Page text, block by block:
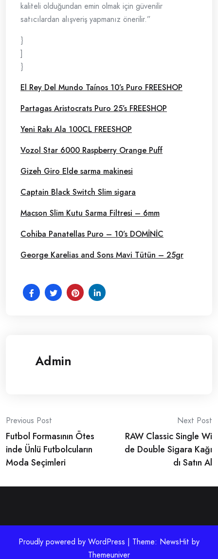
kaliteli olduğundan emin olmak için güvenilir
satıcılardan alışveriş yapmanız önerilir.”
}
]
}
El Rey Del Mundo Taínos 10’s Puro FREESHOP
Partagas Aristocrats Puro 25’s FREESHOP
Yeni Rakı Ala 100CL FREESHOP
Vozol Star 6000 Raspberry Orange Puff
Gizeh Giro Elde sarma makinesi
Captain Black Switch Slim sigara
Macson Slim Kutu Sarma Filtresi – 6mm
Cohiba Panatellas Puro – 10’s DOMİNİC
George Karelias and Sons Mavi Tütün – 25gr
Admin
Post
navigation
Previous Post
Futbol Formasının Ötes
inde Ünlü Futbolcuların
Moda Seçimleri
Next Post
RAW Classic Single Wi
de Double Sigara Kağı
dı Satın Al
Proudly powered by WordPress | Theme: NewsHit by
Themeuniver